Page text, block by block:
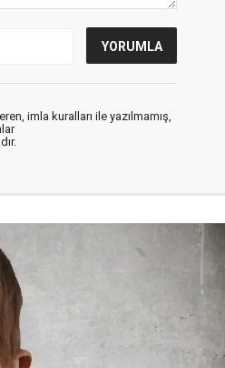
imla kuralları ile yazılmamış,